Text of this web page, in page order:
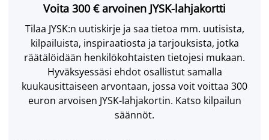
Voita 300 € arvoinen JYSK-lahjakortti
Tilaa JYSK:n uutiskirje ja saa tietoa mm. uutisista,
kilpailuista, inspiraatiosta ja tarjouksista, jotka
räätälöidään henkilökohtaisten tietojesi mukaan.
Hyväksyessäsi ehdot osallistut samalla
kuukausittaiseen arvontaan, jossa voit voittaa 300
euron arvoisen JYSK-lahjakortin. Katso kilpailun
säännöt.